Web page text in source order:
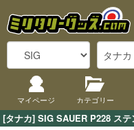
[タナカ] SIG SAUER P228 ス
マイページ カテゴリー